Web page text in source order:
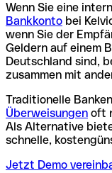
Wenn Sie eine
Bankkonto bei
wenn Sie der
Geldern auf einem
Deutschland sind,
zusammen mit
Traditionelle
Überweisungen oft
Als Alternative
schnelle,
Jetzt Demo